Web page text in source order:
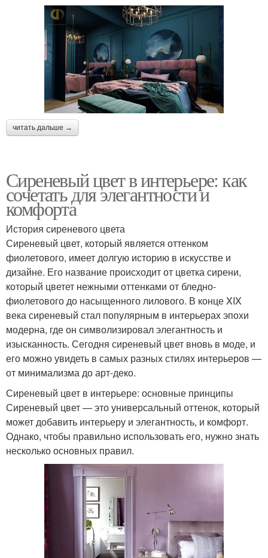
читать дальше →
Сиреневый цвет в интерьере: как
сочетать для элегантности и
комфорта
История сиреневого цвета
Сиреневый цвет, который является оттенком
фиолетового, имеет долгую историю в искусстве и
дизайне. Его название происходит от цветка сирени,
который цветет нежными оттенками от бледно-
фиолетового до насыщенного лилового. В конце XIX
века сиреневый стал популярным в интерьерах эпохи
модерна, где он символизировал элегантность и
изысканность. Сегодня сиреневый цвет вновь в моде, и
его можно увидеть в самых разных стилях интерьеров —
от минимализма до арт-деко.
Сиреневый цвет в интерьере: основные принципы
Сиреневый цвет — это универсальный оттенок, который
может добавить интерьеру и элегантность, и комфорт.
Однако, чтобы правильно использовать его, нужно знать
несколько основных правил.